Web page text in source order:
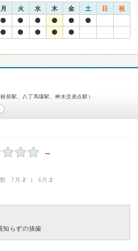
月 火 水 木 金 土 日 祝
前駅、八丁馬場駅、神水交差点駅）
－
数 7月:2 | 6月:2
知らずの抜歯